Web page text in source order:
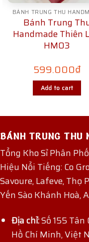
Bánh Trung
Handmade Thiên
HM03
599.000₫
Add to cart
BÁNH TRUNG THU
Tổng Kho Sỉ Phân
Hiệu Nổi Tiếng: Co
Savoure, Lafeve, Thọ
Yến Sào Khánh Hoà,
Địa chỉ:Số 155
Hồ Chí Minh, Việt